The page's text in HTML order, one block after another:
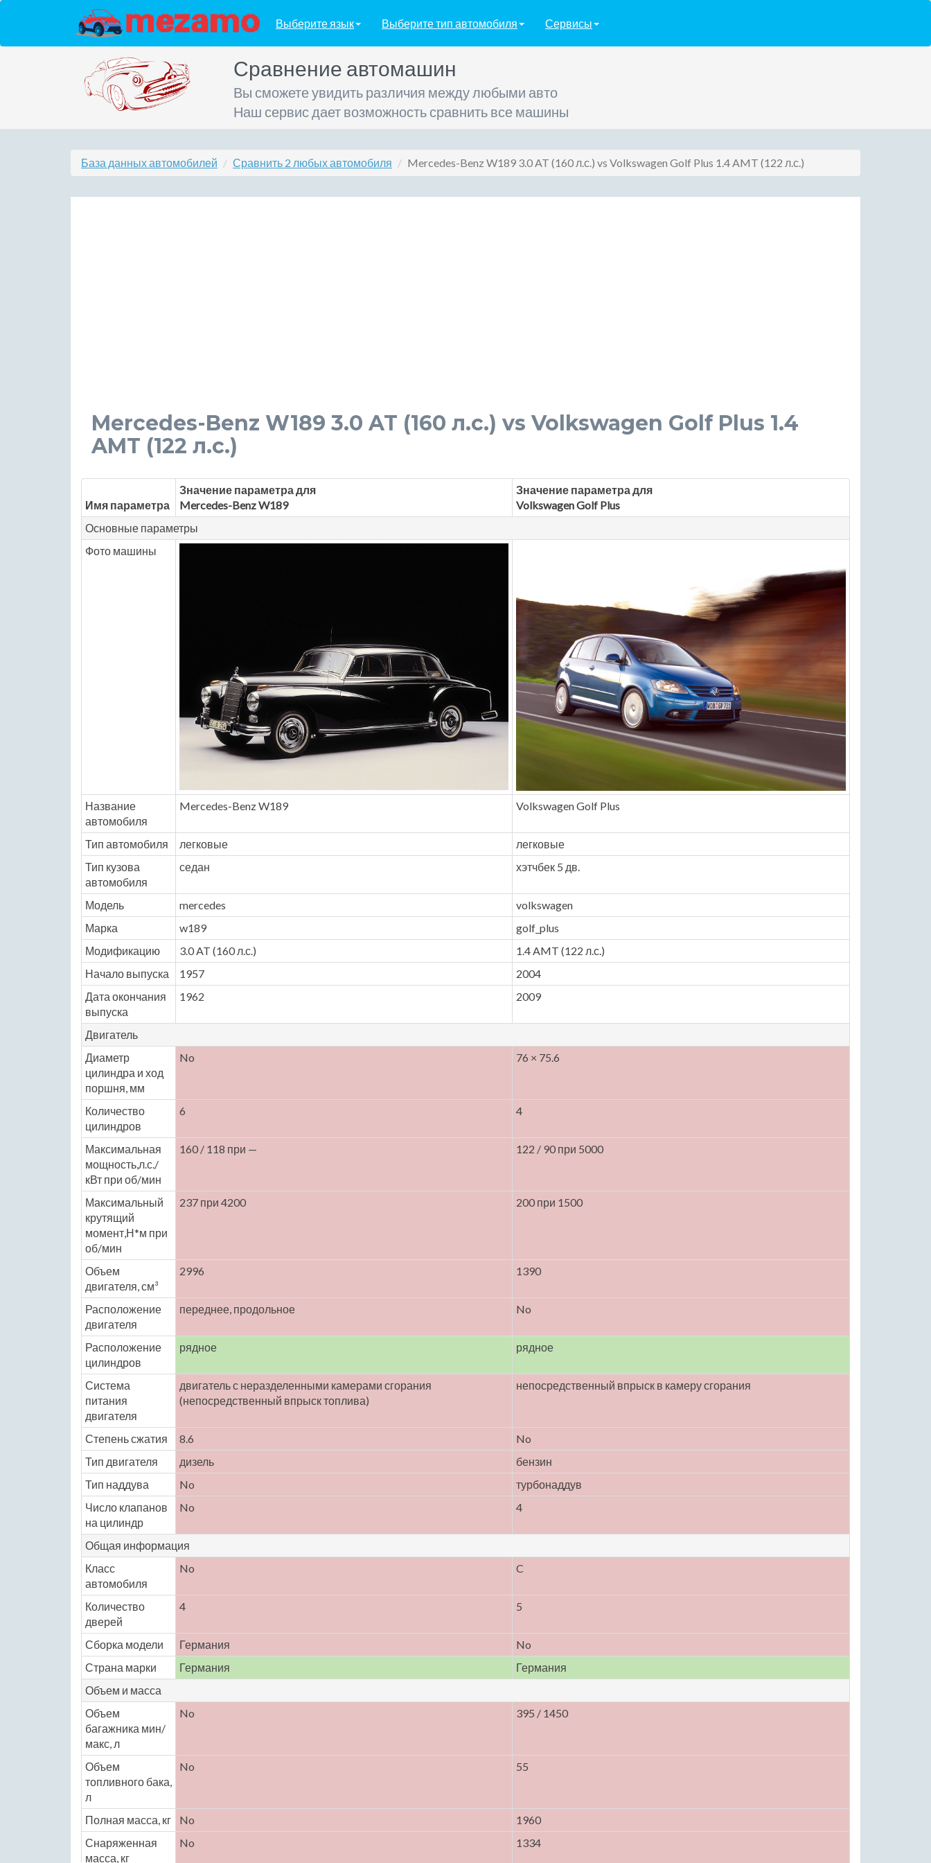
Выберите язык Выберите тип автомобиля Сервисы
Сравнение автомашин
Вы сможете увидить различия между любыми авто
Наш сервис дает возможность сравнить все машины
База данных автомобилей Сравнить 2 любых автомобиля Mercedes-Benz W189 3.0 AT (160 л.с.) vs Volkswagen Golf Plus 1.4 AMT (122 л.с.)
Mercedes-Benz W189 3.0 AT (160 л.с.) vs Volkswagen Golf Plus 1.4
AMT (122 л.с.)
Имя параметра
Значение параметра для
Mercedes-Benz W189
Значение параметра для
Volkswagen Golf Plus
Основные параметры
Фото машины
Название
автомобиля
Mercedes-Benz W189 Volkswagen Golf Plus
Тип автомобиля легковые
легковые
Тип кузова
автомобиля
седан хэтчбек 5 дв.
Модель mercedes
volkswagen
Марка
w189
golf_plus
Модификацию
3.0 AT (160 л.с.)
1.4 AMT (122 л.с.)
Начало выпуска
1957
2004
Дата окончания
выпуска
1962 2009
Двигатель
Диаметр
цилиндра и ход
поршня, мм
No 76 × 75.6
Количество
цилиндров
6 4
Максимальная
мощность,л.с./
кВт при об/мин
160 / 118 при — 122 / 90 при 5000
Максимальный
крутящий
момент,Н*м при
об/мин
237 при 4200 200 при 1500
Объем
двигателя, см³
2996 1390
Расположение
двигателя
переднее, продольное No
Расположение
цилиндров
рядное рядное
Система
питания
двигателя
двигатель с неразделенными камерами сгорания
(непосредственный впрыск топлива)
непосредственный впрыск в камеру сгорания
Степень сжатия 8.6
No
Тип двигателя
дизель
бензин
Тип наддува
No
турбонаддув
Число клапанов
на цилиндр
No 4
Общая информация
Класс
автомобиля
No C
Количество
дверей
4 5
Сборка модели Германия
No
Страна марки
Германия
Германия
Объем и масса
Объем
багажника мин/
макс, л
No 395 / 1450
Объем
топливного бака,
л
No 55
Полная масса, кг No
1960
Снаряженная
масса, кг
No 1334